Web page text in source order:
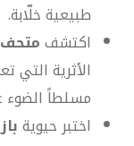
طبيعية خلّابة.
اكتشف
الأثرية التي
مسلطاً الضوء
اختبر حيوية